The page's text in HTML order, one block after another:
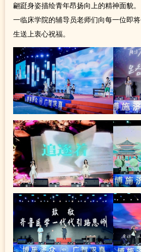
翩跹身姿描绘青年昂扬向上的精神面貌
一临床学院的辅导员老师们向每一位即
生送上衷心祝福。